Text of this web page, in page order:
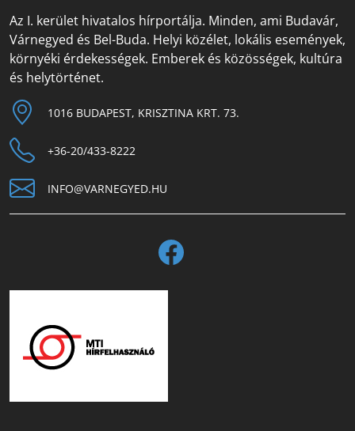
Az I. kerület hivatalos hírportálja. Minden, ami Budavár,
Várnegyed és Bel-Buda. Helyi közélet, lokális események,
környéki érdekességek. Emberek és közösségek, kultúra
és helytörténet.
1016 BUDAPEST, KRISZTINA KRT. 73.
+36-20/433-8222
INFO@VARNEGYED.HU